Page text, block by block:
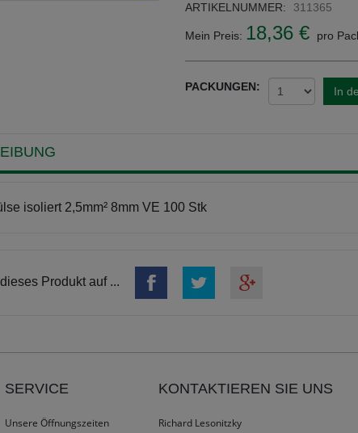
ARTIKELNUMMER: 311365
Mein Preis: 18,36 € pro
PACKUNGEN: In
isoliert 2,5mm² 8mm VE 100 Stk
Produkt auf ...
SERVICE
Unsere Öffnungszeiten
KONTAKTIEREN SIE UNS
Richard Lesonitzky